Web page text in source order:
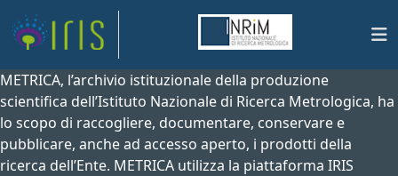
METRICA, l’archivio istituzionale della produzione
scientifica dell’Istituto Nazionale di Ricerca Metrologica, ha
lo scopo di raccogliere, documentare, conservare e
pubblicare, anche ad accesso aperto, i prodotti della
ricerca dell’Ente. METRICA utilizza la piattaforma IRIS